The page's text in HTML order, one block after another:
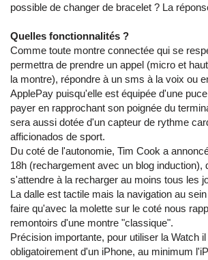
possible de changer de bracelet ? La
Quelles fonctionnalités ?
Comme toute montre connectée qui se
permettra de prendre un appel (micro et
la montre), répondre à un sms à la voix ou
ApplePay puisqu'elle est équipée d'une
payer en rapprochant son poignée du
sera aussi dotée d'un capteur de rythme
afficionados de sport.
Du coté de l'autonomie, Tim Cook a
18h (rechargement avec un blog induction),
s'attendre à la recharger au moins tous les
La dalle est tactile mais la navigation au
faire qu'avec la molette sur le coté nous
remontoirs d'une montre "classique".
Précision importante, pour utiliser la Watch
obligatoirement d'un iPhone, au minimum